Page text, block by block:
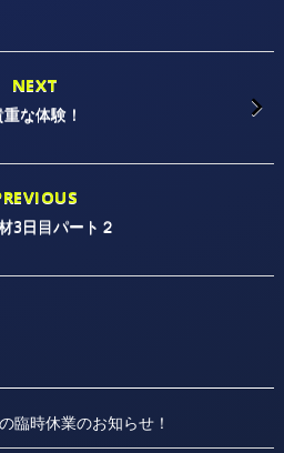
NEXT
な体験！
3日目パート２
臨時休業のお知らせ！